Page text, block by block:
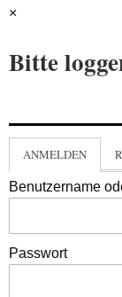
×
Bitte
ANMELDEN
Benutzername
Passwort